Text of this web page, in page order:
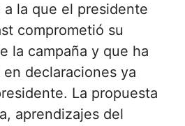
la que el presidente
comprometió su
la campaña y que ha
declaraciones ya
La propuesta
aprendizajes del